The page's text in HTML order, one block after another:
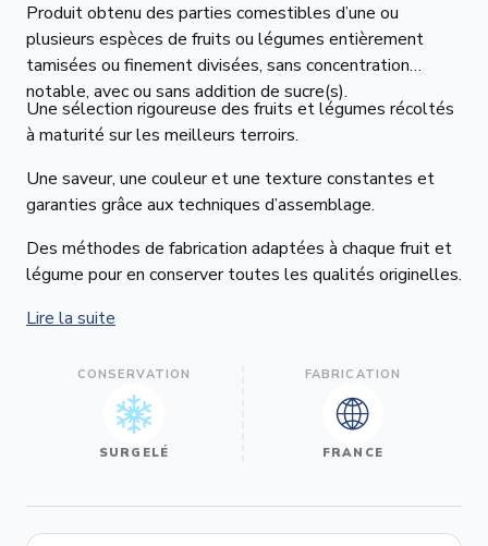
Produit obtenu des parties comestibles d’une ou
plusieurs espèces de fruits ou légumes entièrement
tamisées ou finement divisées, sans concentration
notable, avec ou sans addition de sucre(s).
Une sélection rigoureuse des fruits et légumes récoltés
à maturité sur les meilleurs terroirs.
Une saveur, une couleur et une texture constantes et
garanties grâce aux techniques d’assemblage.
Des méthodes de fabrication adaptées à chaque fruit et
légume pour en conserver toutes les qualités originelles.
Lire la suite
CONSERVATION
SURGELÉ
FABRICATION
FRANCE